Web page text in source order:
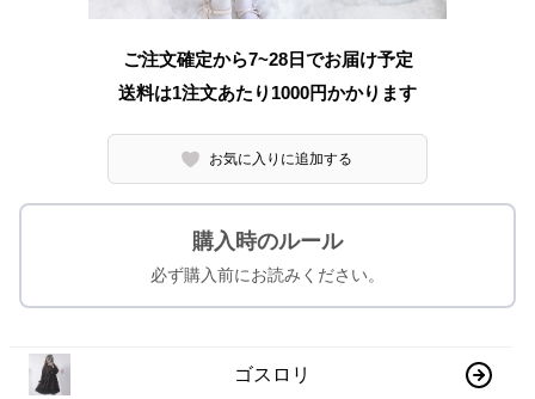
ご注文確定から7~28日でお届け予定
送料は1注文あたり 1000円かかります
お気に入りに追加する
購入時のルール
必ず購入前にお読みください。
ゴスロリ